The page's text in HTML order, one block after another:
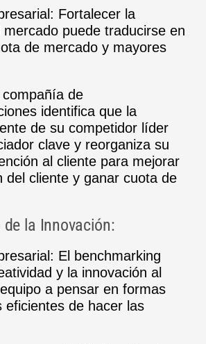
Fortalecer la
mercado puede traducirse en
de mercado y mayores
de
identifica que la
de su competidor líder
clave y reorganiza su
al cliente para mejorar
del cliente y ganar cuota de
de la Innovación:
El benchmarking
y la innovación al
a pensar en formas
eficientes de hacer las